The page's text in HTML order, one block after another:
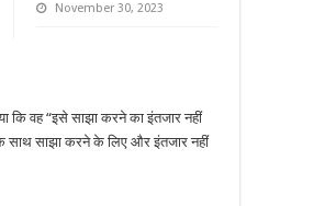
November 30, 2023
कि वह “इसे साझा करने का इंतजार नहीं
साझा करने के लिए और इंतजार नहीं